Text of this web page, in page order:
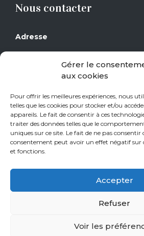
Gérer le
aux cookies
Pour offrir les meilleures expériences, nous
telles que les cookies pour stocker et/ou
appareils. Le fait de consentir à ces
traiter des données telles que le
uniques sur ce site. Le fait de ne pas consentir
consentement peut avoir un effet négatif sur
et fonctions.
Accepter
Refuser
Voir les
Nous contacter
Adresse
1430 Rebecq
0477/29 16 14
0471/21 01 08
Heures d’ouverture
Samedi de 10h à 18h
Sur rendez-vous tous les autres jours.